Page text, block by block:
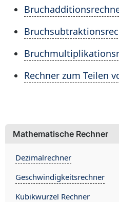
Rechner zum Teilen
Mathematische Rechner
Dezimalrechner
Geschwindigkeitsrechner
Kubikwurzel Rechner